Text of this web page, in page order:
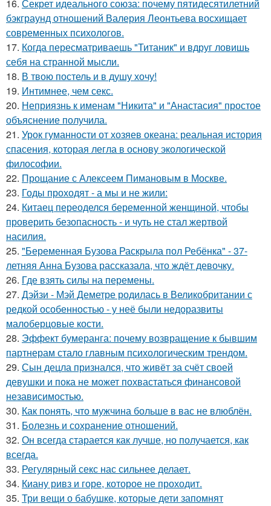
16. Секрет идеального союза: почему пятидесятилетний
бэкграунд отношений Валерия Леонтьева восхищает
современных психологов.
17. Когда пересматриваешь "Титаник" и вдруг ловишь
себя на странной мысли.
18. В твою постель и в душу хочу!
19. Интимнее, чем секс.
20. Неприязнь к именам "Никита" и "Анастасия" простое
объяснение получила.
21. Урок гуманности от хозяев океана: реальная история
спасения, которая легла в основу экологической
философии.
22. Прощание с Алексеем Пимановым в Москве.
23. Годы проходят - а мы и не жили:
24. Китаец переоделся беременной женщиной, чтобы
проверить безопасность - и чуть не стал жертвой
насилия.
25. "Беременная Бузова Раскрыла пол Ребёнка" - 37-
летняя Анна Бузова рассказала, что ждёт девочку.
26. Где взять силы на перемены.
27. Дэйзи - Мэй Деметре родилась в Великобритании с
редкой особенностью - у неё были недоразвиты
малоберцовые кости.
28. Эффект бумеранга: почему возвращение к бывшим
партнерам стало главным психологическим трендом.
29. Сын децла признался, что живёт за счёт своей
девушки и пока не может похвастаться финансовой
независимостью.
30. Как понять, что мужчина больше в вас не влюблён.
31. Болезнь и сохранение отношений.
32. Он всегда старается как лучше, но получается, как
всегда.
33. Регулярный секс нас сильнее делает.
34. Киану ривз и горе, которое не проходит.
35. Три вещи о бабушке, которые дети запомнят